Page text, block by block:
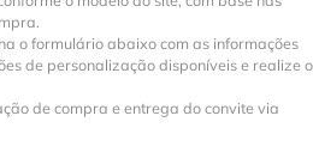
o formulário abaixo com as informações
de personalização disponíveis e realize o
de compra e entrega do convite via